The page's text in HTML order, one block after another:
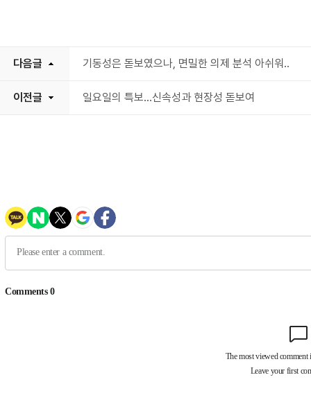
다음글 기동성은 돋보였으나, 면밀한 의제 분석 아쉬워..
이전글 일요일의 특보...신속성과 현장성 돋보여